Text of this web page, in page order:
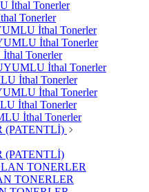
İthal Tonerler
Tonerler
İthal Tonerler
İthal Tonerler
Tonerler
İthal Tonerler
İthal Tonerler
İthal Tonerler
İthal Tonerler
İthal Tonerler
(PATENTLİ)
(PATENTLİ)
TONERLER
TONERLER